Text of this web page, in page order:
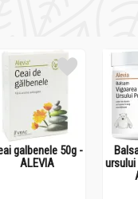
galbenele 50g -
ALEVIA